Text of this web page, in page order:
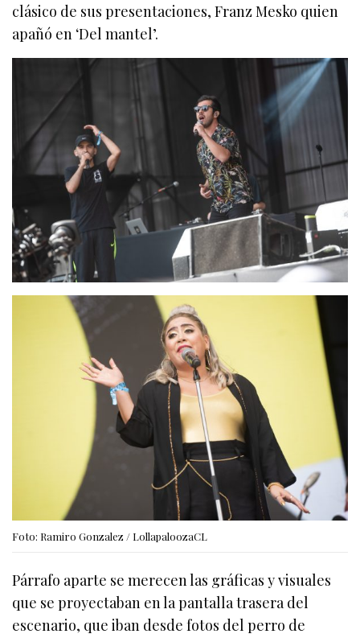
clásico de sus presentaciones, Franz Mesko quien
apañó en ‘Del mantel’.
Foto: Ramiro Gonzalez / LollapaloozaCL
Párrafo aparte se merecen las gráficas y visuales
que se proyectaban en la pantalla trasera del
escenario, que iban desde fotos del perro de